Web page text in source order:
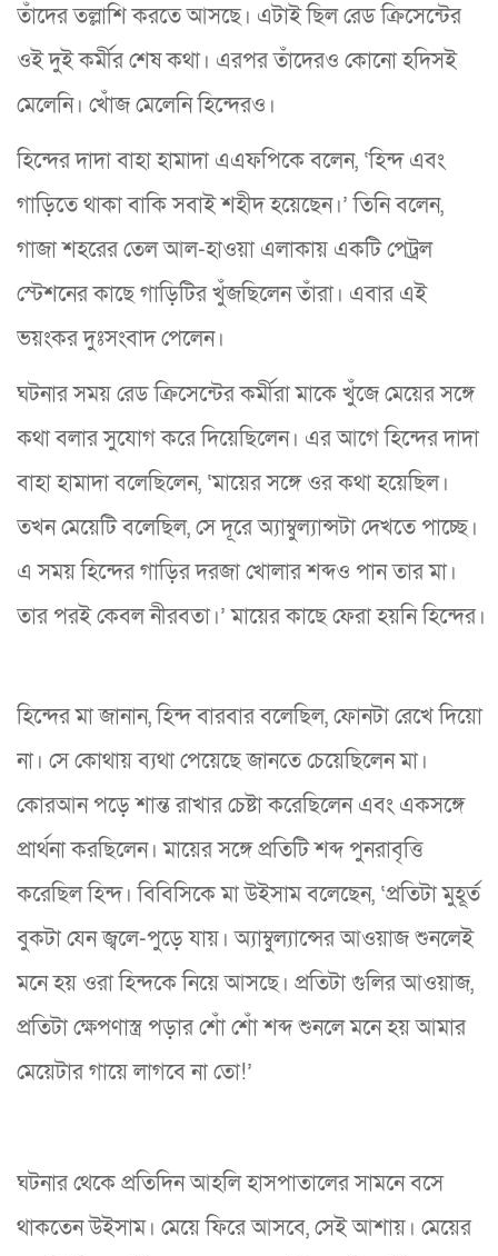
তাঁদের তল্লাশি করতে আসছে। এটাই ছিল রেড ক্রিসেন্টের
ওই দুই কর্মীর শেষ কথা। এরপর তাঁদেরও কোনো হদিসই
মেলেনি। খোঁজ মেলেনি হিন্দেরও।
হিন্দের দাদা বাহা হামাদা এএফপিকে বলেন, ‘হিন্দ এবং
গাড়িতে থাকা বাকি সবাই শহীদ হয়েছেন।’ তিনি বলেন,
গাজা শহরের তেল আল-হাওয়া এলাকায় একটি পেট্রল
স্টেশনের কাছে গাড়িটির খুঁজছিলেন তাঁরা। এবার এই
ভয়ংকর দুঃসংবাদ পেলেন।
ঘটনার সময় রেড ক্রিসেন্টের কর্মীরা মাকে খুঁজে মেয়ের সঙ্গে
কথা বলার সুযোগ করে দিয়েছিলেন। এর আগে হিন্দের দাদা
বাহা হামাদা বলেছিলেন, ‘মায়ের সঙ্গে ওর কথা হয়েছিল।
তখন মেয়েটি বলেছিল, সে দূরে অ্যাম্বুল্যান্সটা দেখতে পাচ্ছে।
এ সময় হিন্দের গাড়ির দরজা খোলার শব্দও পান তার মা।
তার পরই কেবল নীরবতা।’ মায়ের কাছে ফেরা হয়নি হিন্দের।
হিন্দের মা জানান, হিন্দ বারবার বলেছিল, ফোনটা রেখে দিয়ো
না। সে কোথায় ব্যথা পেয়েছে জানতে চেয়েছিলেন মা।
কোরআন পড়ে শান্ত রাখার চেষ্টা করেছিলেন এবং একসঙ্গে
প্রার্থনা করছিলেন। মায়ের সঙ্গে প্রতিটি শব্দ পুনরাবৃত্তি
করেছিল হিন্দ। বিবিসিকে মা উইসাম বলেছেন, ‘প্রতিটা মুহূর্ত
বুকটা যেন জ্বলে-পুড়ে যায়। অ্যাম্বুল্যান্সের আওয়াজ শুনলেই
মনে হয় ওরা হিন্দকে নিয়ে আসছে। প্রতিটা গুলির আওয়াজ,
প্রতিটা ক্ষেপণাস্ত্র পড়ার শোঁ শোঁ শব্দ শুনলে মনে হয় আমার
মেয়েটার গায়ে লাগবে না তো!’
ঘটনার থেকে প্রতিদিন আহলি হাসপাতালের সামনে বসে
থাকতেন উইসাম। মেয়ে ফিরে আসবে, সেই আশায়। মেয়ের